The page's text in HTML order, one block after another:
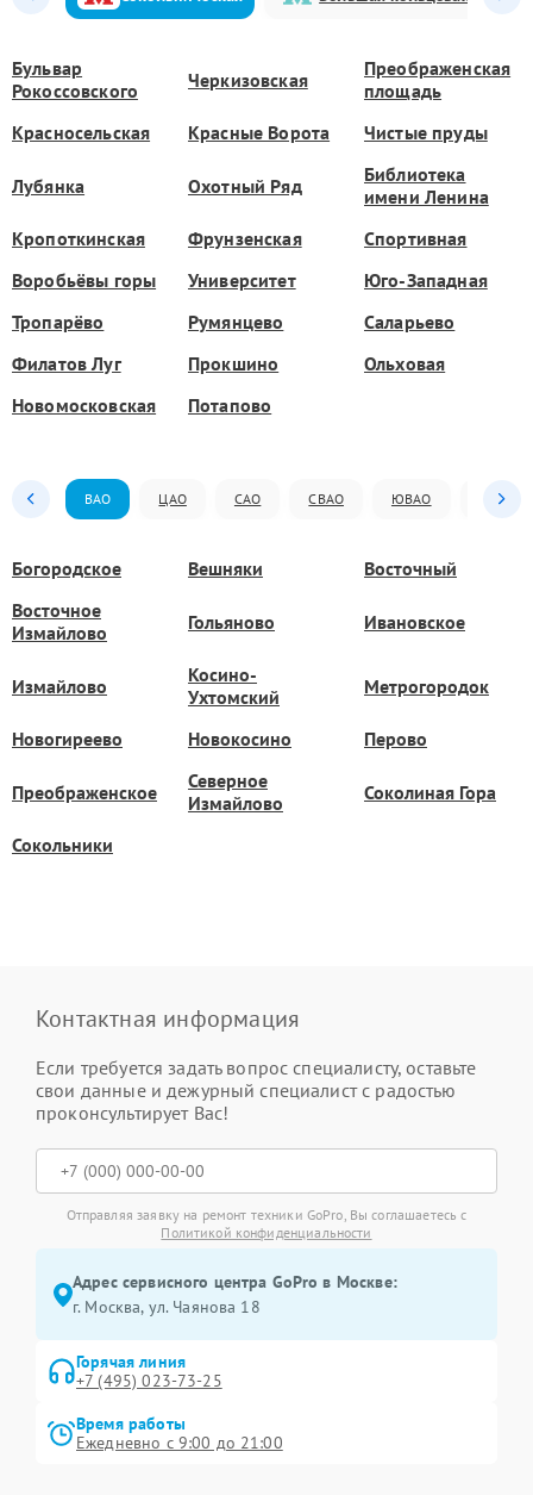
Бульвар
Рокоссовского
Черкизовская
Преображенская
площадь
Красносельская
Красные Ворота Чистые пруды
Лубянка Охотный Ряд
Библиотека
имени Ленина
Кропоткинская
Фрунзенская
Спортивная
Воробьёвы горы
Университет
Юго-Западная
Тропарёво
Румянцево
Саларьево
Филатов Луг
Прокшино
Ольховая
Новомосковская
Потапово
ВАО ЦАО САО СВАО ЮВАО ЮАО
Богородское Вешняки
Восточный
Восточное
Измайлово
Гольяново Ивановское
Измайлово
Косино-
Ухтомский
Метрогородок
Новогиреево Новокосино Перово
Преображенское
Северное
Измайлово
Соколиная Гора
Сокольники
Контактная информация
Если требуется задать вопрос специалисту, оставьте
свои данные и дежурный специалист с радостью
проконсультирует Вас!
Отправляя заявку на ремонт техники GoPro, Вы соглашаетесь с
Политикой конфиденциальности
Адрес сервисного центра GoPro в Москве:
г. Москва, ул. Чаянова 18
Горячая линия
+7 (495) 023-73-25
Время работы
Ежедневно с 9:00 до 21:00